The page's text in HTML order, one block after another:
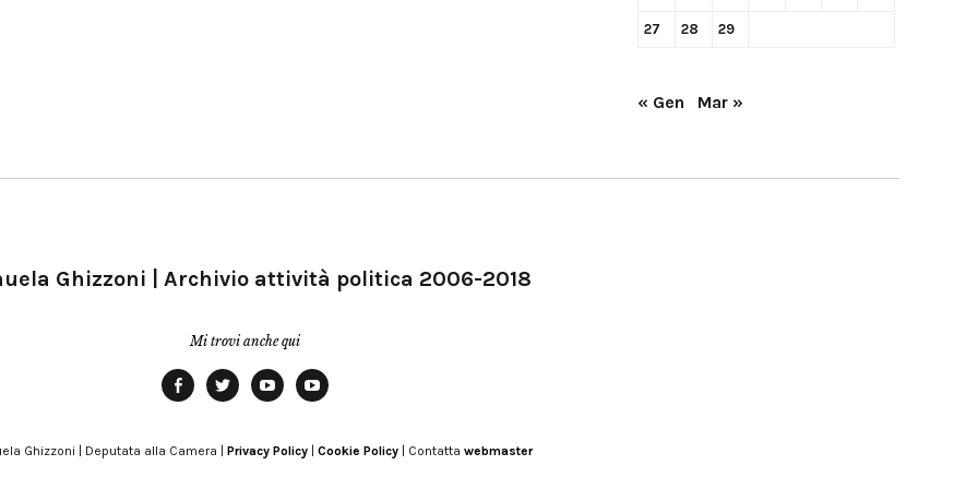
27 28 29
« Gen Mar »
Ghizzoni | Archivio attività politica 2006-2018
Mi trovi anche qui
Modena
Ghizzoni | Deputata alla Camera | Privacy Policy Cookie Policy | Contatta webmaster